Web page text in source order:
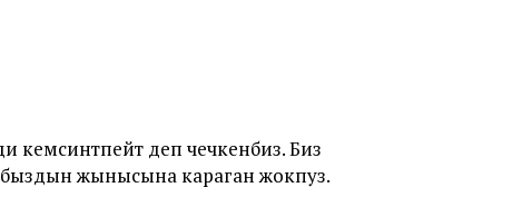
кемсинтпейт деп чечкенбиз. Биз
жынысына караган жокпуз.